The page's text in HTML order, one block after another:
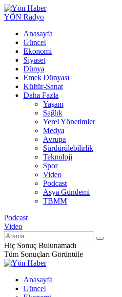
YÖN Radyo
Anasayfa
Güncel
Ekonomi
Siyaset
Dünya
Emek Dünyası
Kültür-Sanat
Daha Fazla
Yaşam
Sağlık
Yerel Yönetimler
Medya
Avrupa
Sürdürülebilirlik
Teknoloji
Spor
Video
Podcast
Asya Gündemi
TBMM
Podcast
Video
Hiç Sonuç Bulunamadı
Tüm Sonuçları Görüntüle
Anasayfa
Güncel